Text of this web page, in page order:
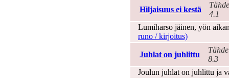
Hiljaisuus ei kestä
4.1
Lumiharso jäinen, yön
runo / kirjoitus)
Juhlat on juhlittu
8.3
Joulun juhlat on juhlittu ja